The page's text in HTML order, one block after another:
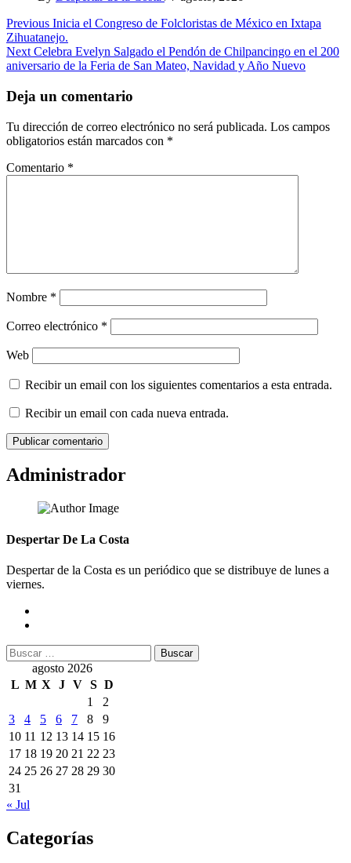
Post
navigation
Previous Inicia el Congreso de Folcloristas de México en Ixtapa
Zihuatanejo.
Next Celebra Evelyn Salgado el Pendón de Chilpancingo en el 200
aniversario de la Feria de San Mateo, Navidad y Año Nuevo
Deja un comentario
Tu dirección de correo electrónico no será publicada. Los campos
obligatorios están marcados con *
Comentario *
Nombre *
Correo electrónico *
Web
Recibir un email con los siguientes comentarios a esta entrada.
Recibir un email con cada nueva entrada.
Administrador
Despertar De La Costa
Despertar de la Costa es un periódico que se distribuye de lunes a
viernes.
Buscar:
agosto 2026
L M X J V S D
1
2
3
4 5 6 7 8
9
10 11 12 13 14 15 16
17 18 19 20 21 22 23
24 25 26 27 28 29 30
31
« Jul
Categorías